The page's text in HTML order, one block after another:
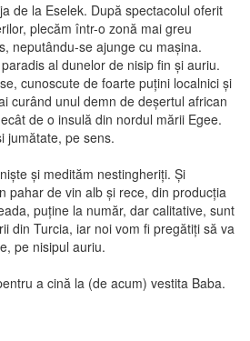
de la Eselek. După spectacolul oferit
plecăm într-o zonă mai greu
neputându-se ajunge cu mașina.
al dunelor de nisip fin și auriu.
cunoscute de foarte puțini localnici și
curând unul demn de deșertul african
de o insulă din nordul mării Egee.
jumătate, pe sens.
și medităm nestingheriți. Și
pahar de vin alb și rece, din producția
puține la număr, dar calitative, sunt
din Turcia, iar noi vom fi pregătiți să va
pe nisipul auriu.
a cină la (de acum) vestita Baba.